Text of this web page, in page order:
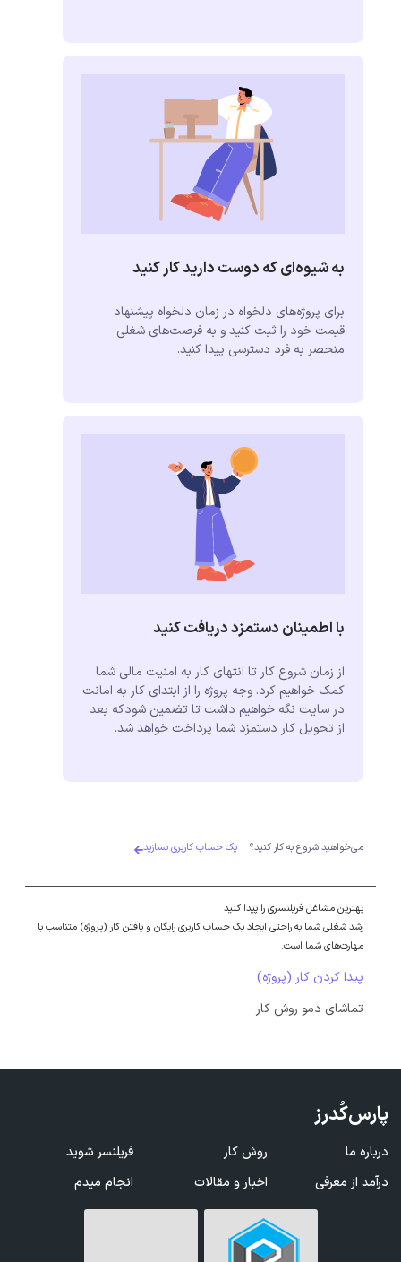
به شیوه‌ای که دوست دارید کار کنید
برای پروژه‌های دلخواه در زمان دلخواه پیشنهاد
قیمت خود را ثبت کنید و به فرصت‌های شغلی
منحصر به فرد دسترسی پیدا کنید.
با اطمینان دستمزد دریافت کنید
از زمان شروع کار تا انتهای کار به امنیت مالی شما
کمک خواهیم کرد. وجه پروژه را از ابتدای کار به امانت
در سایت نگه خواهیم داشت تا تضمین شودکه بعد
از تحویل کار دستمزد شما پرداخت خواهد شد.
می‌خواهید شروع به کار کنید؟ یک حساب کاربری بسازید
بهترین مشاغل فریلنسری را پیدا کنید
رشد شغلی شما به راحتی ایجاد یک حساب کاربری رایگان و یافتن کار (پروژه) متناسب با
مهارت‌های شما است.
پیدا کردن کار (پروژه)
تماشای دمو روش کار
پارس‌کُدرز
درباره ما روش کار
فریلنسر شوید
درآمد از معرفی
اخبار و مقالات انجام میدم